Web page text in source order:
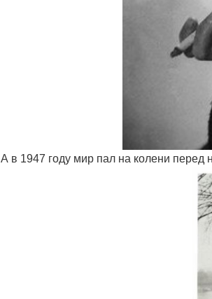
А в 1947 году мир пал на колени